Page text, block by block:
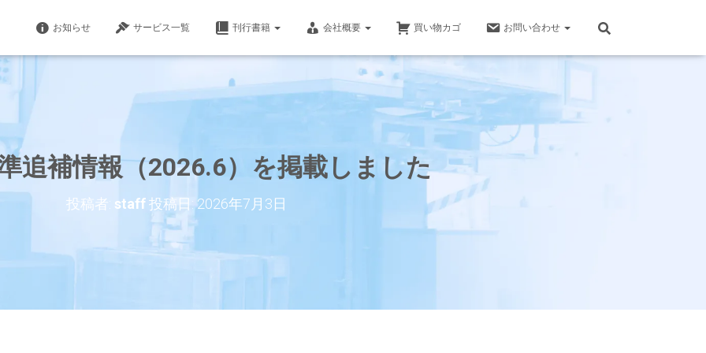
お知らせ サービス一覧 刊行書籍 会社概要 買い物カゴ お問い合わせ
追補情報（2026.6）を掲載しました
投稿者: staff投稿日:2026年7月3日